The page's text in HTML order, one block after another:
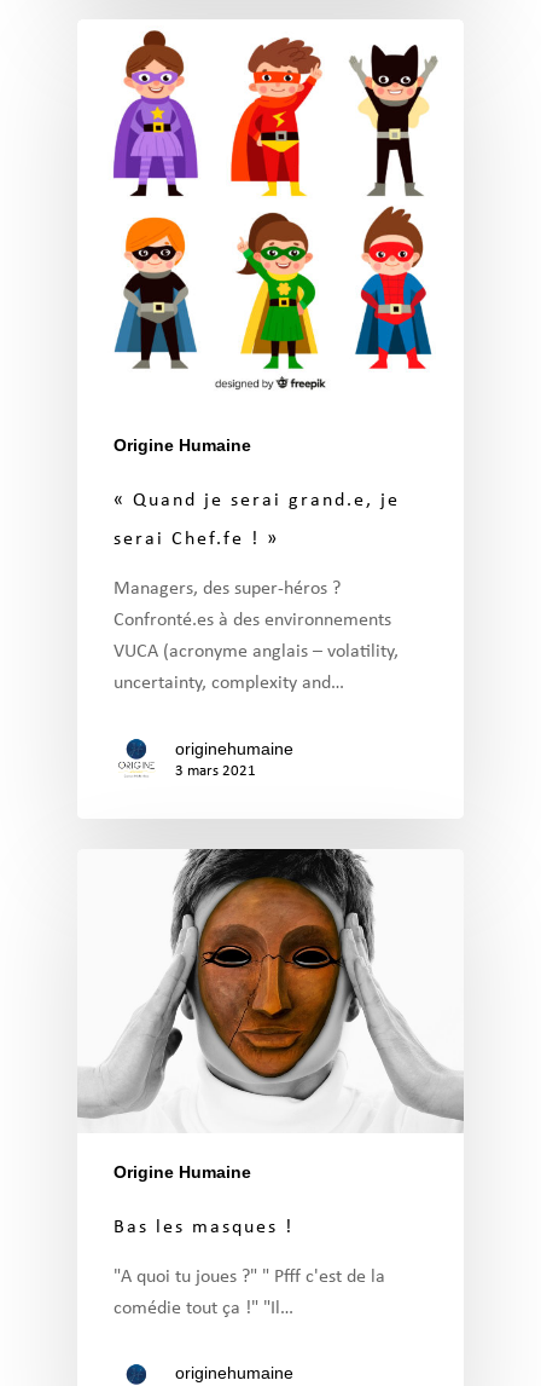
Origine Humaine
« Quand je serai grand.e, je
serai Chef.fe ! »​
Managers, des super-héros ?
Confronté.es à des environnements
VUCA (acronyme anglais – volatility,
uncertainty, complexity and…
originehumaine
3 mars 2021
Origine Humaine
Bas les masques !
"A quoi tu joues ?" " Pfff c'est de la
comédie tout ça !" "Il…
originehumaine